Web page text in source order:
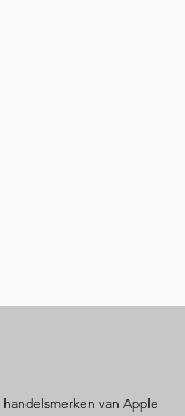
van Apple